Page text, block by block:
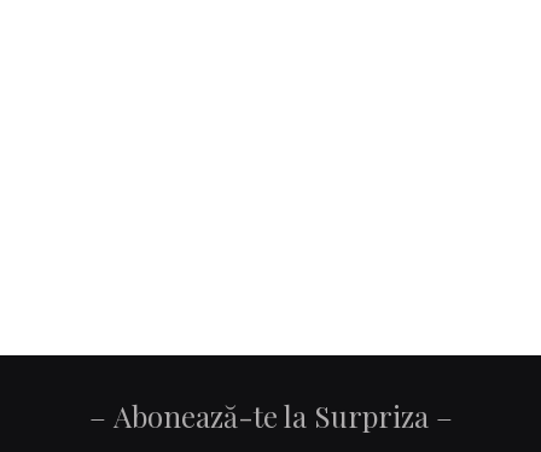
Abonează-te la Surpriza